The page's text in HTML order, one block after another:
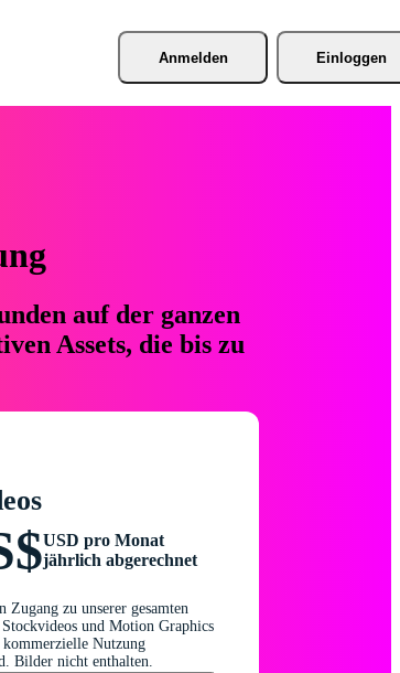
Anmelden Einloggen
auf der ganzen
Assets, die bis zu
USD pro Monat
jährlich abgerechnet
Zugang zu unserer gesamten
und Motion Graphics
Nutzung
Bilder nicht enthalten.